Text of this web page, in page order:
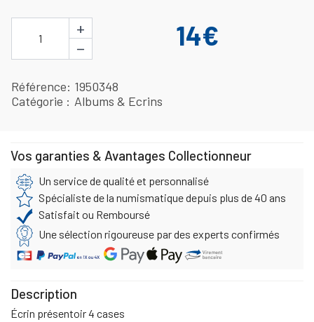
1
+
−
14€
Référence 1950348
Catégorie
Albums & Ecrins
Vos garanties & Avantages Collectionneur
Un service de qualité et personnalisé
Spécialiste de la numismatique depuis plus de 40 ans
Satisfait ou Remboursé
Une sélection rigoureuse par des experts confirmés
Description
Écrin présentoir 4 cases